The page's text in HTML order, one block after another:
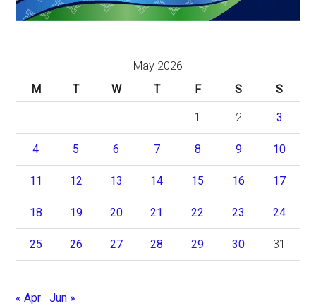
May 2026
M
T W T F S S
1 2 3
4 5 6 7 8 9 10
11 12 13 14 15 16 17
18 19 20 21 22 23 24
25 26 27 28 29 30 31
« Apr Jun »